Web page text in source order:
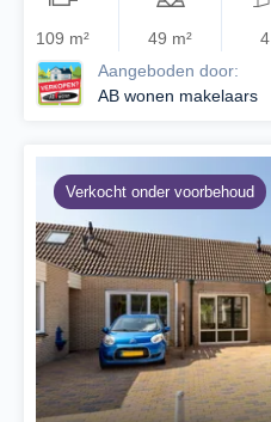
109 m² 49 m² 4
Aangeboden door:
AB wonen makelaars
Verkocht onder voorbehoud